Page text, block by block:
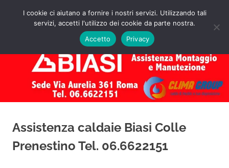
Assistenza
Caldaie
Biasi
Roma
Preventivo!
MENU
Assistenza caldaie Biasi Colle
Prenestino Tel. 06.6622151
I cookie ci aiutano a fornire i nostri servizi. Utilizzando tali
servizi, accetti l'utilizzo dei cookie da parte nostra.
Accetto
Privacy